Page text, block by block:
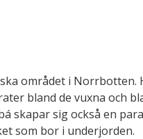
området i Norrbotten.
bland de vuxna och
skapar sig också en
som bor i underjorden.